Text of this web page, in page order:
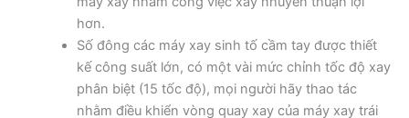
hơn.
Số đông các máy xay sinh tố cầm tay được thiết
kế công suất lớn, có một vài mức chỉnh tốc độ xay
phân biệt (15 tốc độ), mọi người hãy thao tác
nhằm điều khiển vòng quay xay của máy xay trái